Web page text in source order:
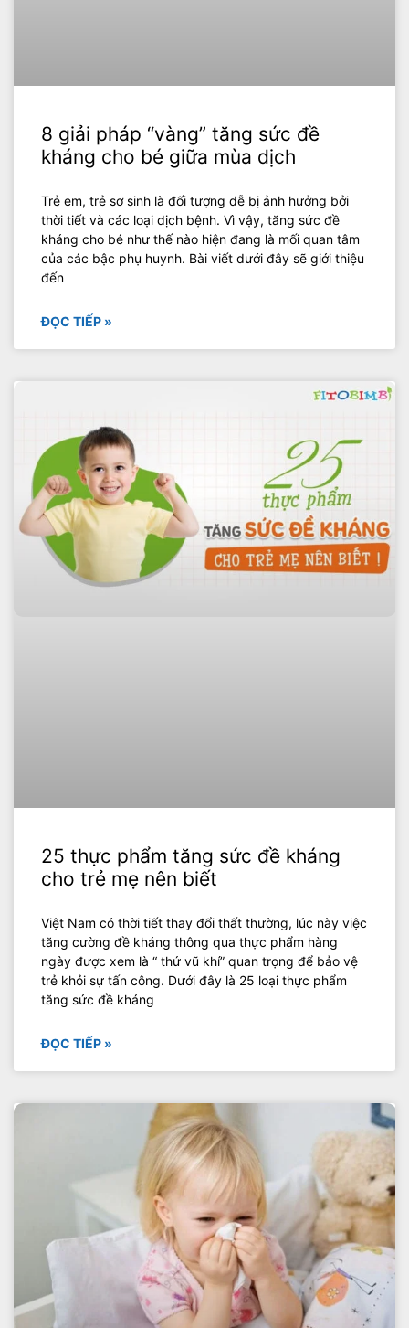
8 giải pháp “vàng” tăng sức đề
kháng cho bé giữa mùa dịch
Trẻ em, trẻ sơ sinh là đối tượng dễ bị ảnh hưởng bởi
thời tiết và các loại dịch bệnh. Vì vậy, tăng sức đề
kháng cho bé như thế nào hiện đang là mối quan tâm
của các bậc phụ huynh. Bài viết dưới đây sẽ giới thiệu
đến
ĐỌC TIẾP »
25 thực phẩm tăng sức đề kháng
cho trẻ mẹ nên biết
Việt Nam có thời tiết thay đổi thất thường, lúc này việc
tăng cường đề kháng thông qua thực phẩm hàng
ngày được xem là “ thứ vũ khí” quan trọng để bảo vệ
trẻ khỏi sự tấn công. Dưới đây là 25 loại thực phẩm
tăng sức đề kháng
ĐỌC TIẾP »